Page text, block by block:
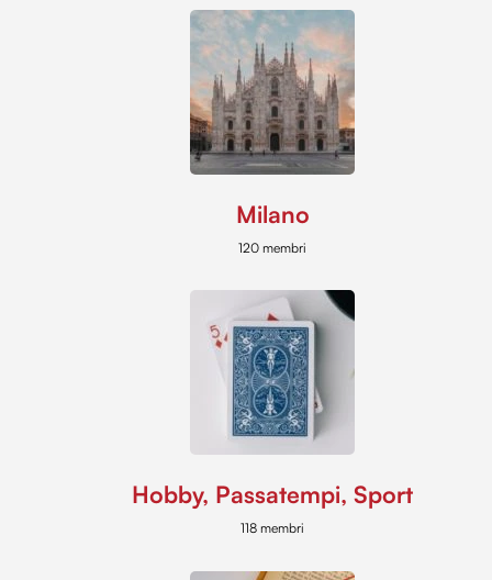
Milano
120 membri
Hobby, Passatempi, Sport
118 membri